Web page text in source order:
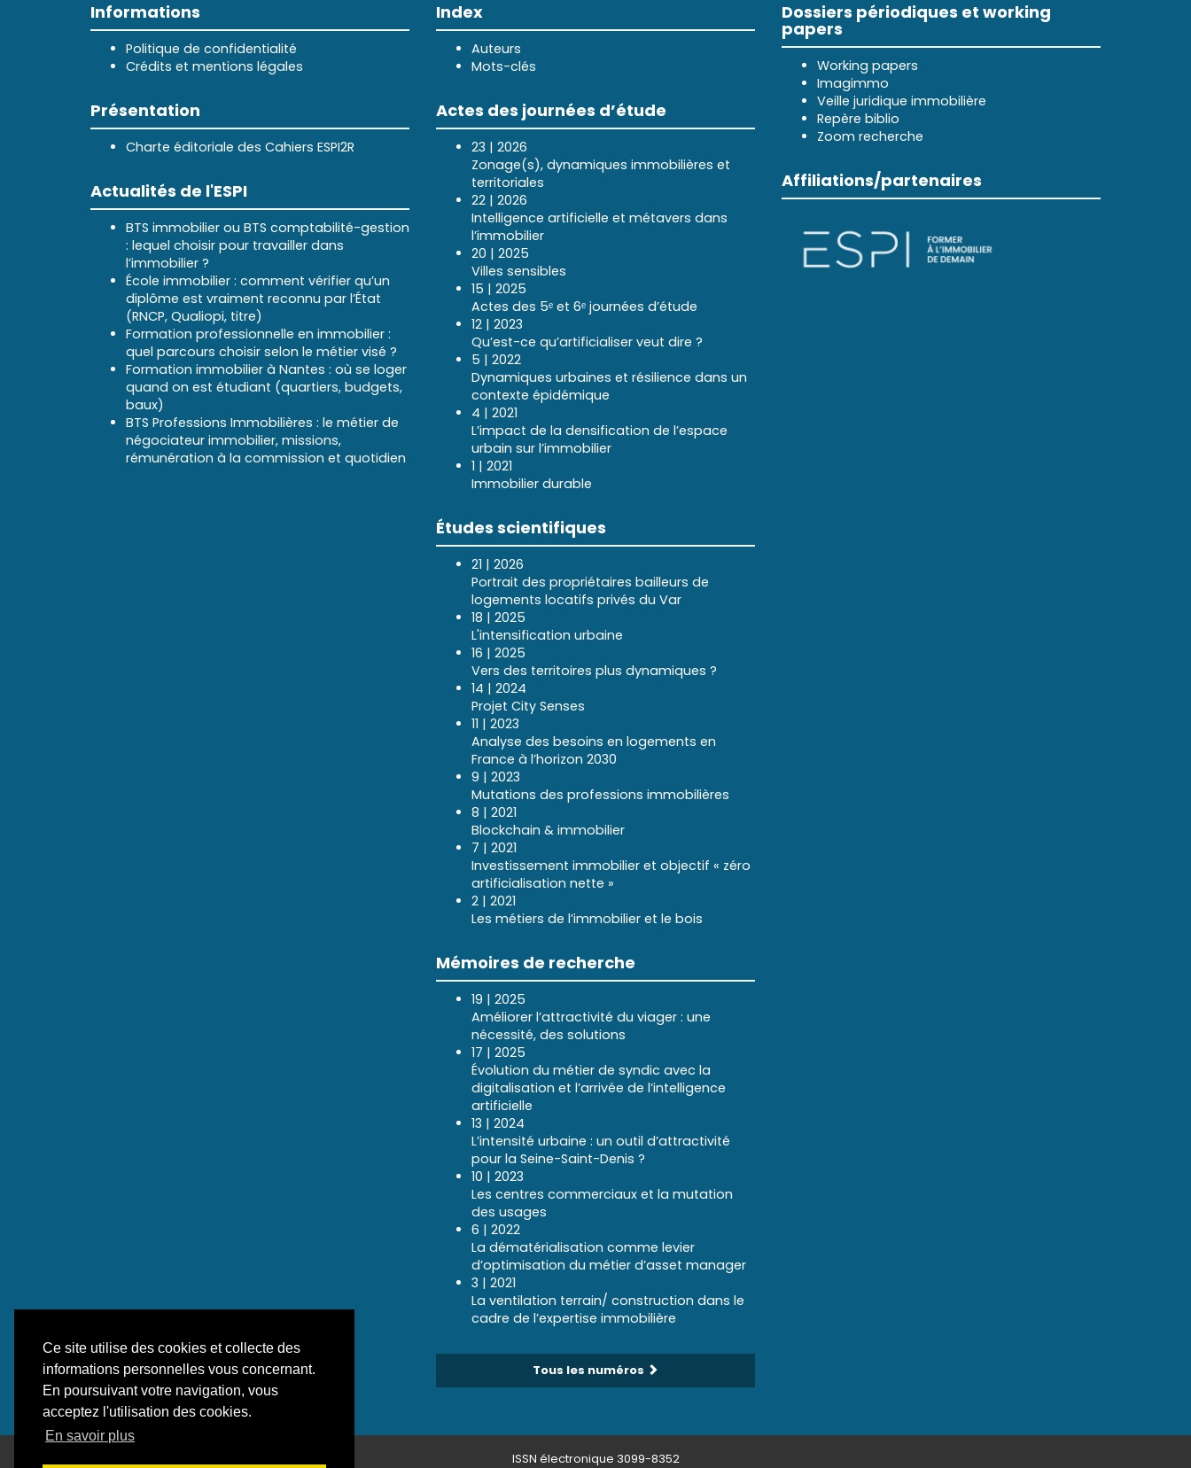
Ce site utilise des cookies et collecte des
informations personnelles vous concernant.
En poursuivant votre navigation, vous
acceptez l'utilisation des cookies.
En savoir plus
Informations
Politique de confidentialité
Crédits et mentions légales
Présentation
Charte éditoriale des Cahiers ESPI2R
Actualités de l'ESPI
BTS immobilier ou BTS comptabilité-gestion
: lequel choisir pour travailler dans
l’immobilier ?
École immobilier : comment vérifier qu’un
diplôme est vraiment reconnu par l’État
(RNCP, Qualiopi, titre)
Formation professionnelle en immobilier :
quel parcours choisir selon le métier visé ?
Formation immobilier à Nantes : où se loger
quand on est étudiant (quartiers, budgets,
baux)
BTS Professions Immobilières : le métier de
négociateur immobilier, missions,
rémunération à la commission et quotidien
Index
Auteurs
Mots-clés
Actes des journées d’étude
23 | 2026
Zonage(s), dynamiques immobilières et
territoriales
22 | 2026
Intelligence artificielle et métavers dans
l’immobilier
20 | 2025
Villes sensibles
15 | 2025
Actes des 5ᵉ et 6ᵉ journées d’étude
12 | 2023
Qu’est-ce qu’artificialiser veut dire ?
5 | 2022
Dynamiques urbaines et résilience dans un
contexte épidémique
4 | 2021
L’impact de la densification de l’espace
urbain sur l’immobilier
1 | 2021
Immobilier durable
Études scientifiques
21 | 2026
Portrait des propriétaires bailleurs de
logements locatifs privés du Var
18 | 2025
L'intensification urbaine
16 | 2025
Vers des territoires plus dynamiques ?
14 | 2024
Projet City Senses
11 | 2023
Analyse des besoins en logements en
France à l’horizon 2030
9 | 2023
Mutations des professions immobilières
8 | 2021
Blockchain & immobilier
7 | 2021
Investissement immobilier et objectif « zéro
artificialisation nette »
2 | 2021
Les métiers de l’immobilier et le bois
Mémoires de recherche
19 | 2025
Améliorer l’attractivité du viager : une
nécessité, des solutions
17 | 2025
Évolution du métier de syndic avec la
digitalisation et l’arrivée de l’intelligence
artificielle
13 | 2024
L’intensité urbaine : un outil d’attractivité
pour la Seine-Saint-Denis ?
10 | 2023
Les centres commerciaux et la mutation
des usages
6 | 2022
La dématérialisation comme levier
d’optimisation du métier d’asset manager
3 | 2021
La ventilation terrain/ construction dans le
cadre de l’expertise immobilière
Tous les numéros
Dossiers périodiques et working
papers
Working papers
Imagimmo
Veille juridique immobilière
Repère biblio
Zoom recherche
Affiliations/partenaires
ISSN électronique 3099-8352